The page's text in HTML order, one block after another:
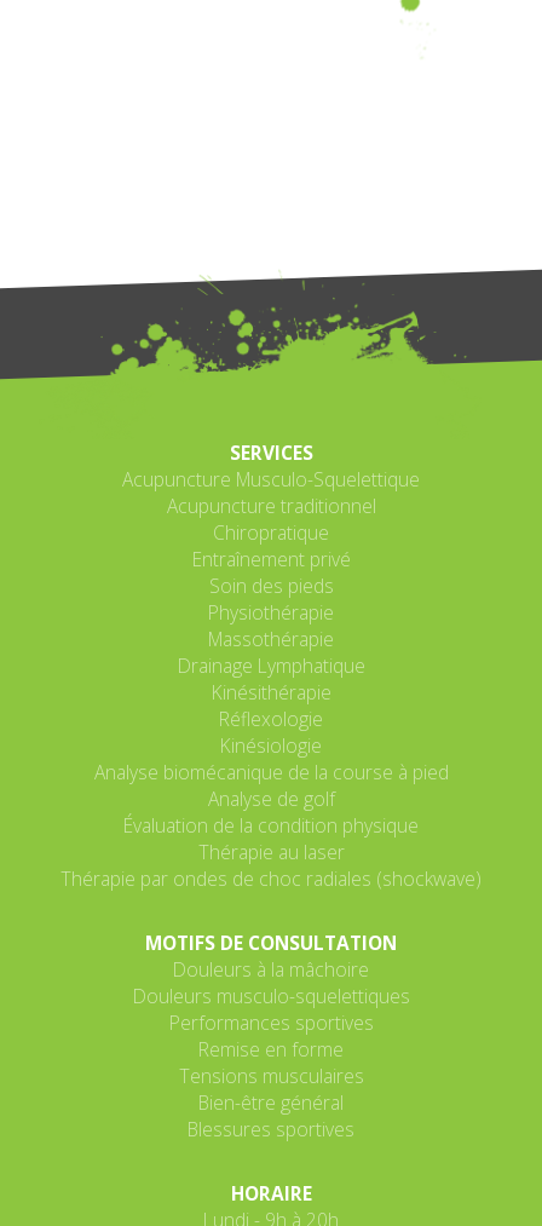
SERVICES
Acupuncture Musculo-Squelettique
Acupuncture traditionnel
Chiropratique
Entraînement privé
Soin des pieds
Physiothérapie
Massothérapie
Drainage Lymphatique
Kinésithérapie
Réflexologie
Kinésiologie
Analyse biomécanique de la course à pied
Analyse de golf
Évaluation de la condition physique
Thérapie au laser
Thérapie par ondes de choc radiales (shockwave)
MOTIFS DE CONSULTATION
Douleurs à la mâchoire
Douleurs musculo-squelettiques
Performances sportives
Remise en forme
Tensions musculaires
Bien-être général
Blessures sportives
HORAIRE
Lundi - 9h à 20h